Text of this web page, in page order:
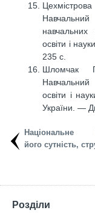
освіти і
235 с.
Шломчак
освіти і
України. —
Національне
його сутність,
Розділи